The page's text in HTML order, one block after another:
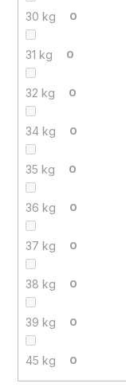
30 kg 0
31 kg 0
32 kg 0
34 kg 0
35 kg 0
36 kg 0
37 kg 0
38 kg 0
39 kg 0
45 kg 0